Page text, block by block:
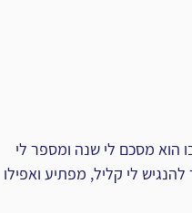
הוא מסכם לי שנה ומספר לי
לי קליל, מפתיע ואפילו